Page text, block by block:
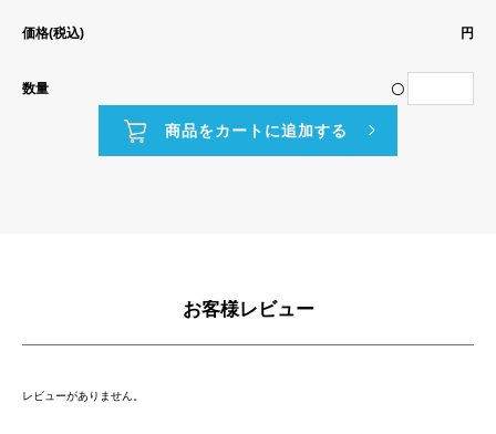
価格(税込) 円
数量 〇
お客様レビュー
レビューがありません。